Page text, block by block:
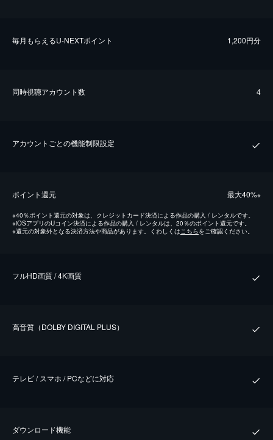
毎⽉もらえるU-NEXTポイント 1,200円分
同時視聴アカウント数 4
アカウントごとの機能制限設定
ポイント還元 最⼤40%※
※40％ポイント還元の対象は、クレジットカード決済による作品の購入 / レンタルです。
※iOSアプリのUコイン決済による作品の購入 / レンタルは、20％のポイント還元です。
※還元の対象外となる決済方法や商品があります。くわしくはこちらをご確認ください。
フルHD画質 / 4K画質
⾼⾳質（DOLBY DIGITAL PLUS）
テレビ / スマホ / PCなどに対応
ダウンロード機能